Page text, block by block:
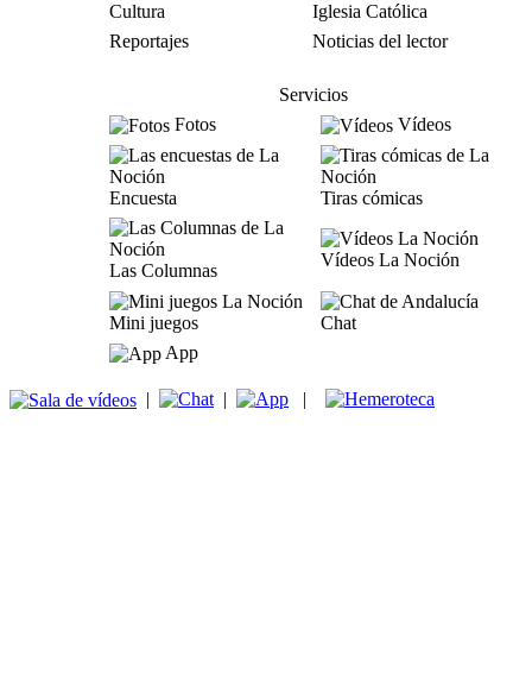
Cultura
Iglesia Católica
Reportajes
Noticias del lector
Servicios
Fotos
Vídeos
Encuesta Tiras cómicas
Las Columnas
Vídeos La Noción
Mini juegos
Chat
App
| | |